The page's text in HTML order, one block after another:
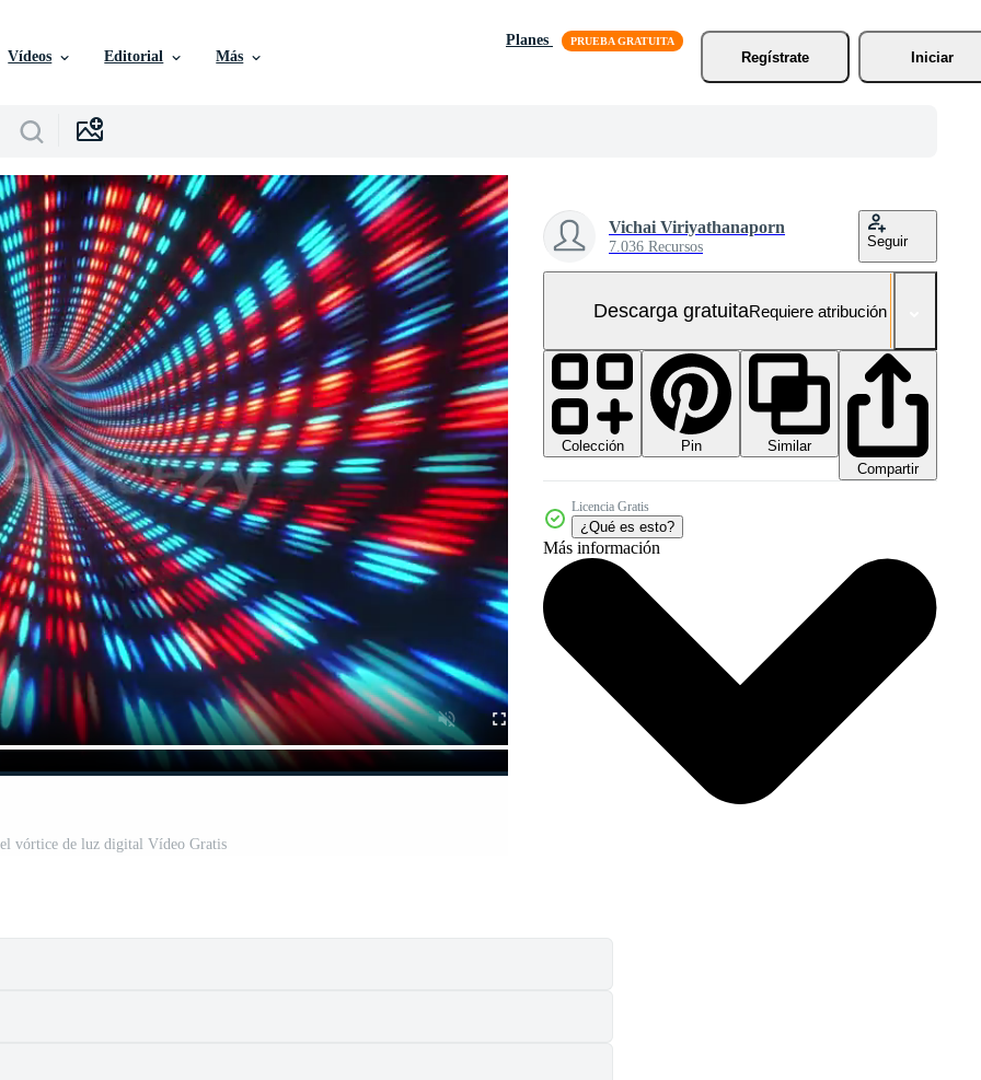
Vídeos Editorial Más
Planes
Regístrate
Iniciar
vórtice de luz digital Vídeo Gratis
Vichai Viriyathanaporn
7.036 Recursos Seguir
Descarga gratuitaRequiere atribución
Colección Pin
Similar
Compartir
Licencia Gratis
¿Qué es esto?
Más información